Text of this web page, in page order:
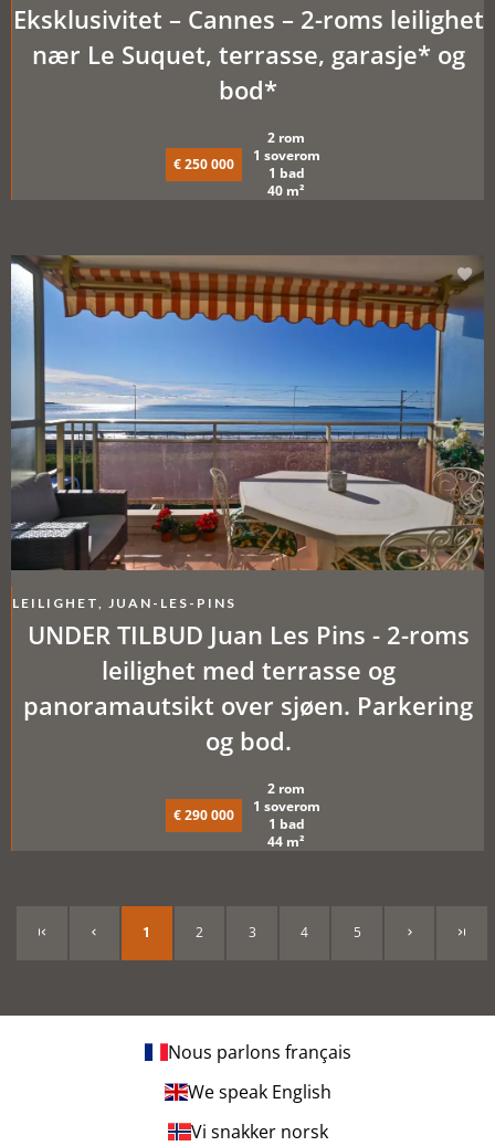
Eksklusivitet – Cannes – 2-roms leilighet
nær Le Suquet, terrasse, garasje* og
bod*
€ 250 000
2 rom
1 soverom
1 bad
40 m²
LEILIGHET, JUAN-LES-PINS
UNDER TILBUD Juan Les Pins - 2-roms
leilighet med terrasse og
panoramautsikt over sjøen. Parkering
og bod.
€ 290 000
2 rom
1 soverom
1 bad
44 m²
1 2 3 4 5
Nous parlons français
We speak English
Vi snakker norsk